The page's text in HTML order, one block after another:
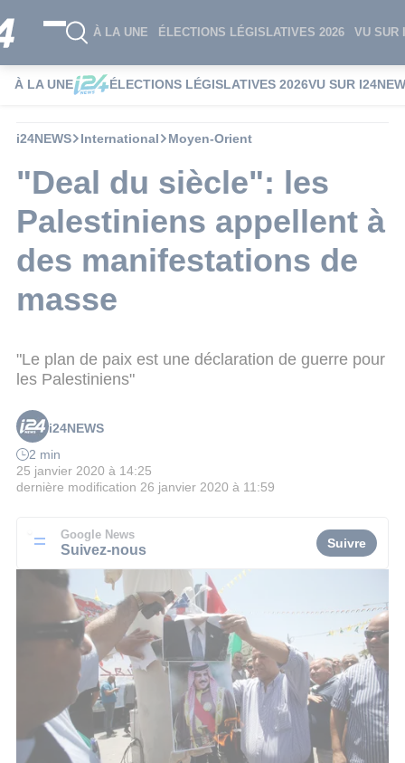
À LA UNE ÉLECTIONS LÉGISLATIVES 2026 VU SUR
À LA UNE ÉLECTIONS LÉGISLATIVES 2026VU SUR
i24NEWS International Moyen-Orient
"Deal du siècle": les
Palestiniens appellent à
des manifestations de
masse
"Le plan de paix est une déclaration de guerre pour
les Palestiniens"
i24NEWS
2 min
25 janvier 2020 à 14:25
dernière modification 26 janvier 2020 à 11:59
Google News
Suivez-nous Suivre